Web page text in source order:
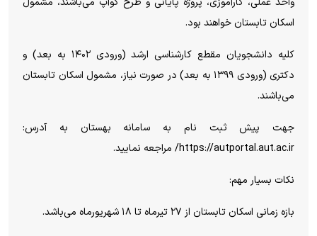
اسکان تابستان خواهند بود.
کلیه دانشجویان مقطع کارشناسی ارشد (ورودی ۱۴۰۲ به بعد) و
دکتری (ورودی ۱۳۹۹ به بعد) در صورت نیاز، مشمول اسکان تابستان
می‌باشند.
جهت پیش ثبت نام به سامانه بهستان به آدرس:
https://autportal.aut.ac.ir/ مراجعه نمایید.
نکات بسیار مهم:
بازه زمانی اسکان تابستان از ۲۷ تیرماه تا ۱۸ شهریورماه می‌باشد.